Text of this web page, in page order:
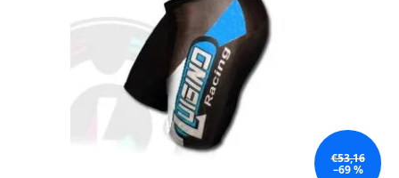
€53,16
–69 %